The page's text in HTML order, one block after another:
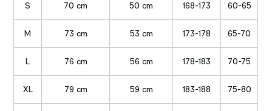
S 70 cm 50 cm 168-173 60-65
M 73 cm 53 cm 173-178 65-70
L 76 cm 56 cm 178-183 70-75
XL 79 cm 59 cm 183-188 75-80